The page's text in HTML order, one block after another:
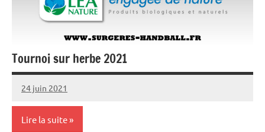
Tournoi sur herbe 2021
24 juin 2021
Damien
C.
Aucun
commentaire
Lire la suite